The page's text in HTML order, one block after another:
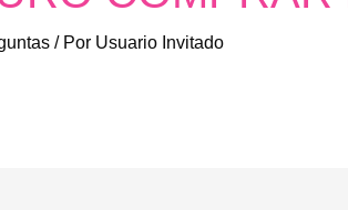
/ Por Usuario Invitado